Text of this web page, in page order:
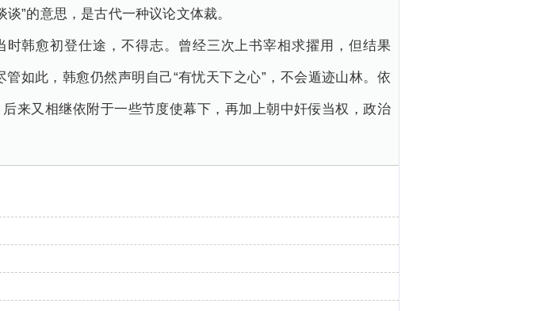
”的意思，是古代一种议论文体裁。
韩愈初登仕途，不得志。曾经三次上书宰相求擢用，但结果
管如此，韩愈仍然声明自己“有忧天下之心”，不会遁迹山林。依
来又相继依附于一些节度使幕下，再加上朝中奸佞当权，政治